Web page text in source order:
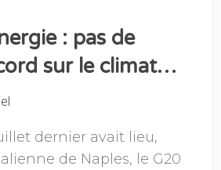
: pas de
sur le climat…
dernier avait lieu,
de Naples, le G20